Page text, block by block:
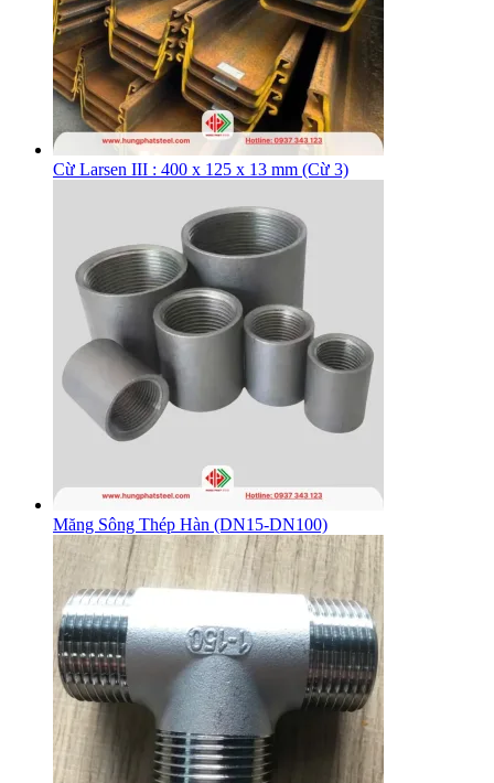
Cừ Larsen III : 400 x 125 x 13 mm (Cừ 3)
Măng Sông Thép Hàn (DN15-DN100)